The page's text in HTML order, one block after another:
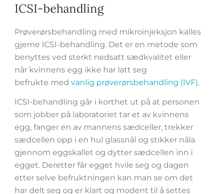
ICSI-behandling
Prøverørsbehandling med mikroinjeksjon kalles
gjerne ICSI-behandling. Det er en metode som
benyttes ved sterkt nedsatt sædkvalitet eller
når kvinnens egg ikke har latt seg
befrukte med vanlig prøverørsbehandling (IVF).
ICSI-behandling går i korthet ut på at personen
som jobber på laboratoriet tar et av kvinnens
egg, fanger en av mannens sædceller, trekker
sædcellen opp i en hul glassnål og stikker nåla
gjennom eggskallet og dytter sædcellen inn i
egget. Deretter får egget hvile seg og dagen
etter selve befruktningen kan man se om det
har delt seg og er klart og modent til å settes